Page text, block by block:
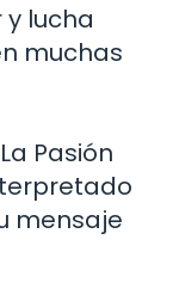
lucha
muchas
Pasión
mensaje